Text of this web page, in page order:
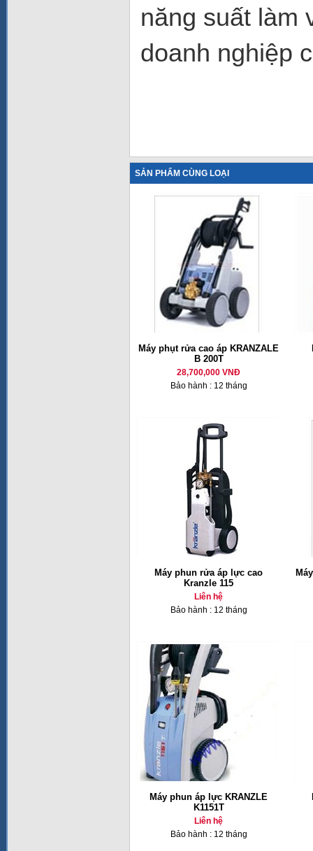
năng suất làm
doanh nghiệp
SẢN PHẨM CÙNG LOẠI
Máy phụt rửa cao áp KRANZALE
B 200T
28,700,000 VNĐ
Bảo hành : 12 tháng
Máy phun rửa áp lực cao
Kranzle 115
Liên hệ
Bảo hành : 12 tháng
Máy phun áp lực KRANZLE
K1151T
Liên hệ
Bảo hành : 12 tháng